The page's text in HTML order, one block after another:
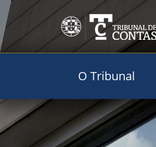
O Tribunal